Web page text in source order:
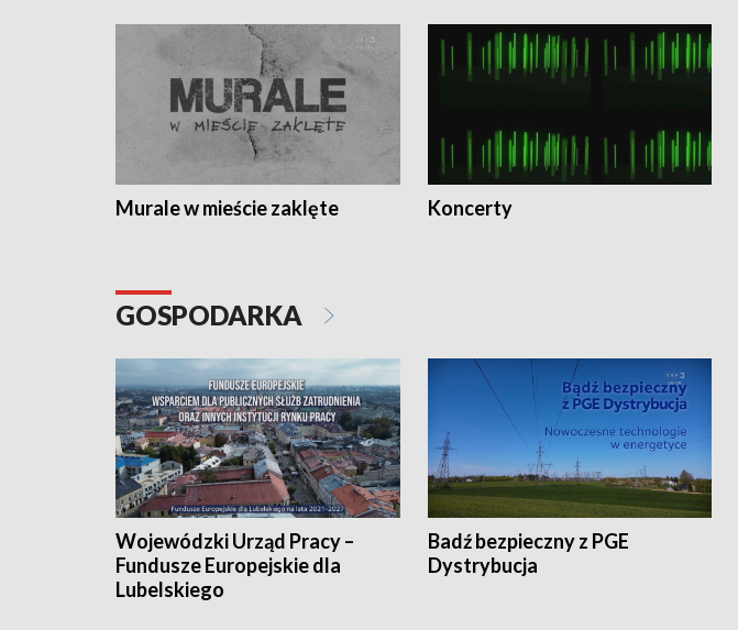
Murale w mieście zaklęte Koncerty
GOSPODARKA
Wojewódzki Urząd Pracy –
Fundusze Europejskie dla
Lubelskiego
Badź bezpieczny z PGE
Dystrybucja